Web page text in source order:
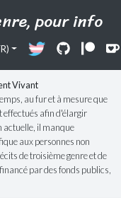
pour info
Vivant
au fur et à mesure que
effectués afin d'élargir
actuelle, il manque
aux personnes non
de troisième genre et de
par des fonds publics,